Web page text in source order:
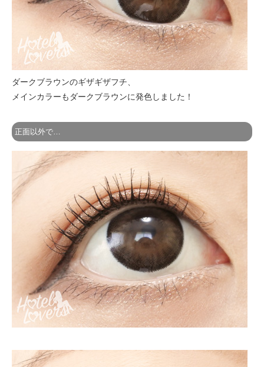
ダークブラウンのギザギザフチ、
メインカラーもダークブラウンに発色しました！
正面以外で…